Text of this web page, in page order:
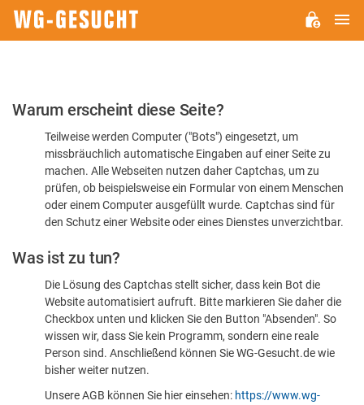
Bitte
dass
sind
Warum erscheint diese Seite?
Teilweise werden Computer ("Bots") eingesetzt, um
missbräuchlich automatische Eingaben auf einer Seite zu
machen. Alle Webseiten nutzen daher Captchas, um zu
prüfen, ob beispielsweise ein Formular von einem Menschen
oder einem Computer ausgefüllt wurde. Captchas sind für
den Schutz einer Website oder eines Dienstes unverzichtbar.
Was ist zu tun?
Die Lösung des Captchas stellt sicher, dass kein Bot die
Website automatisiert aufruft. Bitte markieren Sie daher die
Checkbox unten und klicken Sie den Button "Absenden". So
wissen wir, dass Sie kein Programm, sondern eine reale
Person sind. Anschließend können Sie WG-Gesucht.de wie
bisher weiter nutzen.
Unsere AGB können Sie hier einsehen: https://www.wg-